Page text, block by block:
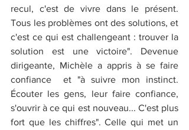
recul, c'est de vivre dans le présent.
Tous les problèmes ont des solutions, et
c'est ce qui est challengeant : trouver la
solution est une victoire". Devenue
dirigeante, Michèle a appris à se faire
confiance  et "à suivre mon instinct.
Écouter les gens, leur faire confiance,
s'ouvrir à ce qui est nouveau... C'est plus
fort que les chiffres". Celle qui met un